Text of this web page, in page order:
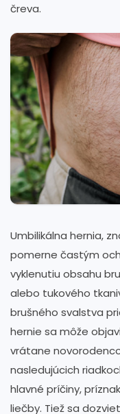
čreva.
Umbilikálna hernia,
pomerne častým
vyklenutiu obsahu
alebo tukového
brušného svalstva
hernie sa môže
vrátane
nasledujúcich
hlavné príčiny,
liečby. Tiež sa